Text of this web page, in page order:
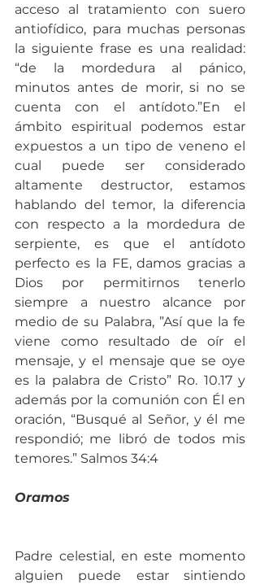
acceso al tratamiento con suero
antiofídico, para muchas personas
la siguiente frase es una realidad:
“de la mordedura al pánico,
minutos antes de morir, si no se
cuenta con el antídoto.”En el
ámbito espiritual podemos estar
expuestos a un tipo de veneno el
cual puede ser considerado
altamente destructor, estamos
hablando del temor, la diferencia
con respecto a la mordedura de
serpiente, es que el antídoto
perfecto es la FE, damos gracias a
Dios por permitirnos tenerlo
siempre a nuestro alcance por
medio de su Palabra, ”Así que la fe
viene como resultado de oír el
mensaje, y el mensaje que se oye
es la palabra de Cristo” Ro. 10.17 y
además por la comunión con Él en
oración, “Busqué al Señor, y él me
respondió; me libró de todos mis
temores.” Salmos 34:4
Oramos
Padre celestial, en este momento
alguien puede estar sintiendo